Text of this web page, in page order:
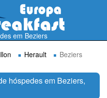
em Beziers
Herault Beziers
hóspedes em Beziers,